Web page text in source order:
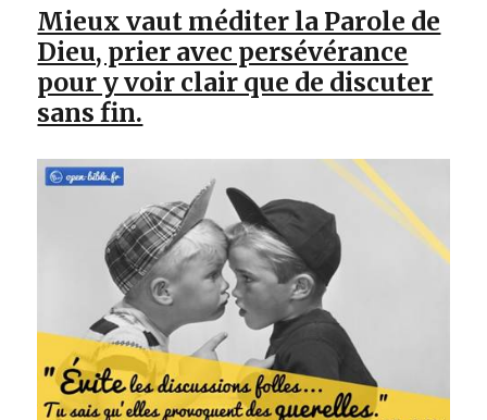
Mieux vaut méditer la Parole de
Dieu, prier avec persévérance
pour y voir clair que de discuter
sans fin.